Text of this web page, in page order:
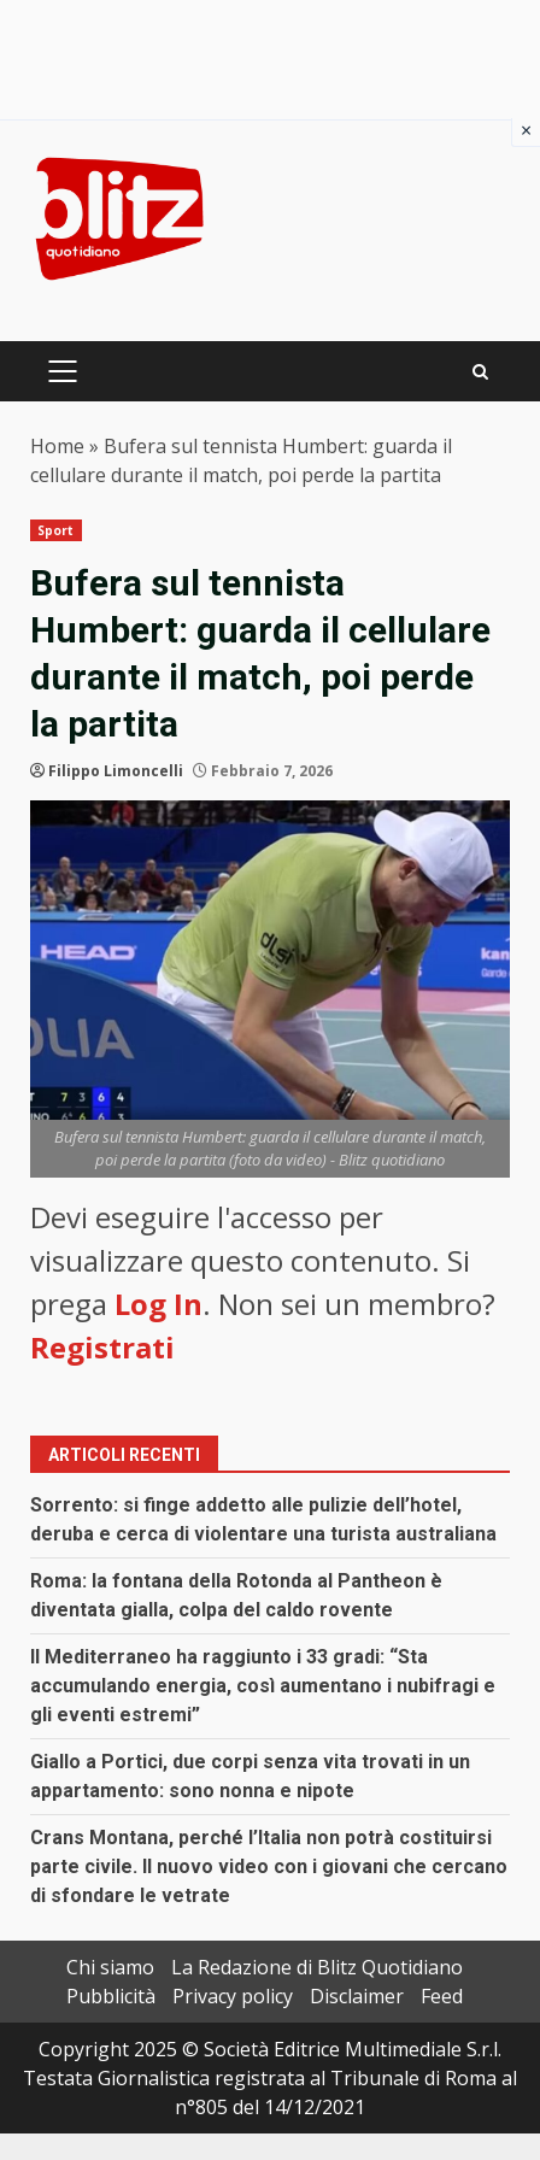
content
PRIMARY
Home » Bufera sul tennista Humbert: guarda il
cellulare durante il match, poi perde la partita
Sport
Bufera sul tennista
Humbert: guarda il cellulare
durante il match, poi perde
la partita
Filippo Limoncelli Febbraio 7, 2026
Bufera sul tennista Humbert: guarda il cellulare durante il match,
poi perde la partita (foto da video) - Blitz quotidiano
Devi eseguire l'accesso per
visualizzare questo contenuto. Si
prega Log In. Non sei un membro?
Registrati
ARTICOLI RECENTI
Sorrento: si finge addetto alle pulizie dell’hotel,
deruba e cerca di violentare una turista australiana
Roma: la fontana della Rotonda al Pantheon è
diventata gialla, colpa del caldo rovente
Il Mediterraneo ha raggiunto i 33 gradi: “Sta
accumulando energia, così aumentano i nubifragi e
gli eventi estremi”
Giallo a Portici, due corpi senza vita trovati in un
appartamento: sono nonna e nipote
Crans Montana, perché l’Italia non potrà costituirsi
parte civile. Il nuovo video con i giovani che cercano
di sfondare le vetrate
Chi siamo
La Redazione di Blitz Quotidiano
Pubblicità
Privacy policy Disclaimer
Feed
Copyright 2025 © Società Editrice Multimediale S.r.l.
Testata Giornalistica registrata al Tribunale di Roma al
n°805 del 14/12/2021
×